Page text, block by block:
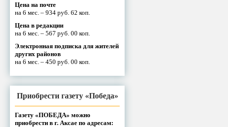
Цена на почте
на 6 мес. – 934 руб. 62 коп.
Цена в редакции
на 6 мес. – 567 руб. 00 коп.
Электронная подписка для жителей
других районов
на 6 мес. – 450 руб. 00 коп.
Приобрести газету «Победа»
Газету «ПОБЕДА» можно
приобрести в г. Аксае по адресам: